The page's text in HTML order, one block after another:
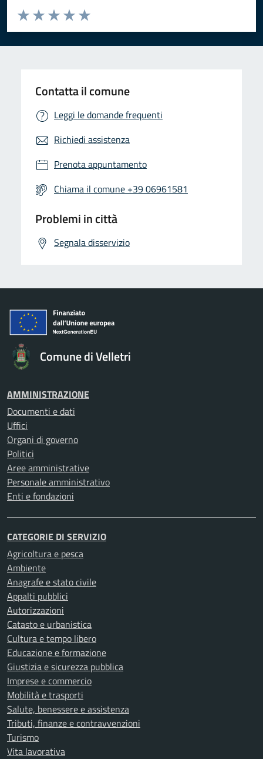
Valuta da 1 a 5 stelle la pagina
Valuta 5 stelle su 5
Valuta 4 stelle su 5
Valuta 3 stelle su 5
Valuta 2 stelle su 5
Valuta 1 stelle su 5
Contatta il comune
Leggi le domande frequenti
Richiedi assistenza
Prenota appuntamento
Chiama il comune +39 06961581
Problemi in città
Segnala disservizio
Comune di Velletri
AMMINISTRAZIONE
Documenti e dati
Uffici
Organi di governo
Politici
Aree amministrative
Personale amministrativo
Enti e fondazioni
CATEGORIE DI SERVIZIO
Agricoltura e pesca
Ambiente
Anagrafe e stato civile
Appalti pubblici
Autorizzazioni
Catasto e urbanistica
Cultura e tempo libero
Educazione e formazione
Giustizia e sicurezza pubblica
Imprese e commercio
Mobilità e trasporti
Salute, benessere e assistenza
Tributi, finanze e contravvenzioni
Turismo
Vita lavorativa